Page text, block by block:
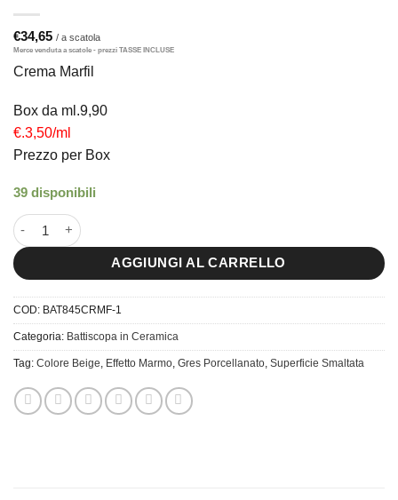
€34,65
Crema Marfil
Box da ml.9,90
€.3,50/ml
Prezzo per Box
39 disponibili
8x45 Battiscopa Crema Marfil quantità
AGGIUNGI AL CARRELLO
COD: BAT845CRMF-1
Categoria: Battiscopa in Ceramica
Tag: Colore Beige, Effetto Marmo, Gres Porcellanato, Superficie Smaltata